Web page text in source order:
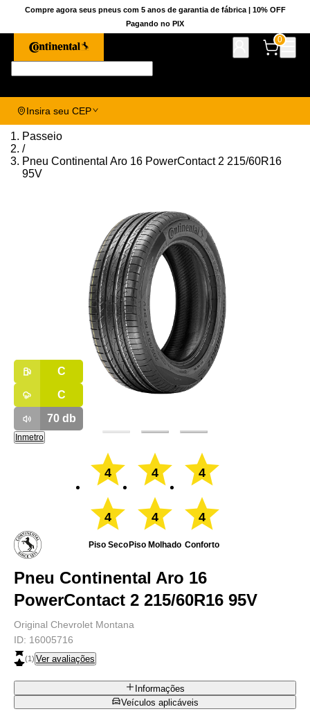
Compre agora seus pneus com 5 anos de garantia de fábrica | 10% OFF
Pagando no PIX
0
Insira seu CEP
Passeio
/
Pneu Continental Aro 16 PowerContact 2 215/60R16
95V
C
C
70db
Inmetro
4
4
Piso Seco
4
4
Piso Molhado
4
4
Conforto
Pneu Continental Aro 16
PowerContact 2 215/60R16 95V
Original Chevrolet Montana
ID: 16005716
(1) Ver avaliações
Informações
Veículos aplicáveis